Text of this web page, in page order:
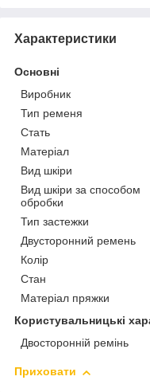
Характеристики
Основні
Виробник
Тип ременя
Стать
Матеріал
Вид шкіри
Вид шкіри за способом
обробки
Тип застежки
Двусторонний ремень
Колір
Стан
Матеріал пряжки
Користувальницькі
Двосторонній ремінь
Приховати